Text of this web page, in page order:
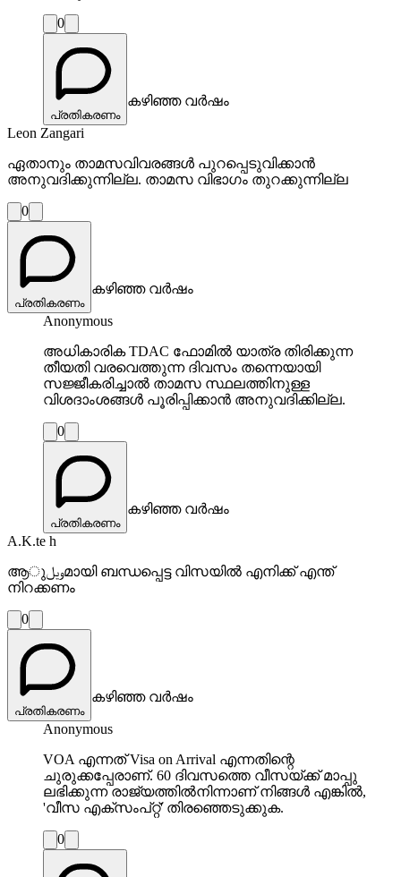
0
പ്രതികരണം
കഴിഞ്ഞ വർഷം
Leon Zangari
ഏതാനും താമസവിവരങ്ങൾ പുറപ്പെടുവിക്കാൻ
അനുവദിക്കുന്നില്ല. താമസ വിഭാഗം തുറക്കുന്നില്ല
0
പ്രതികരണം
കഴിഞ്ഞ വർഷം
Anonymous
അധികാരിക TDAC ഫോമിൽ യാത്ര തിരിക്കുന്ന
തീയതി വരവെത്തുന്ന ദിവസം തന്നെയായി
സജ്ജീകരിച്ചാൽ താമസ സ്ഥലത്തിനുള്ള
വിശദാംശങ്ങൾ പൂരിപ്പിക്കാൻ അനുവദിക്കില്ല.
0
പ്രതികരണം
കഴിഞ്ഞ വർഷം
A.K.te h
ആویلുമായി ബന്ധപ്പെട്ട വിസയിൽ എനിക്ക് എന്ത്
നിറക്കണം
0
പ്രതികരണം
കഴിഞ്ഞ വർഷം
Anonymous
VOA എന്നത് Visa on Arrival എന്നതിന്റെ
ചുരുക്കപ്പേരാണ്. 60 ദിവസത്തെ വീസയ്‌ക്ക് മാപ്പു
ലഭിക്കുന്ന രാജ്യത്തില്‍നിന്നാണ് നിങ്ങള്‍ എങ്കില്‍,
'വീസ എക്സംപ്‌റ്റ്' തിരഞ്ഞെടുക്കുക.
0